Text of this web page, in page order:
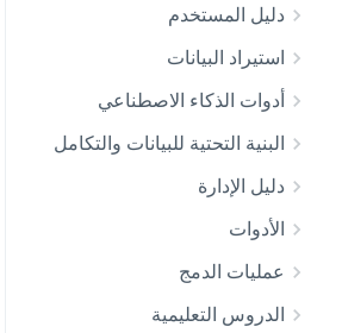
دليل المستخدم
استيراد البيانات
أدوات الذكاء الاصطناعي
البنية التحتية للبيانات والتكامل
دليل الإدارة
الأدوات
عمليات الدمج
الدروس التعليمية